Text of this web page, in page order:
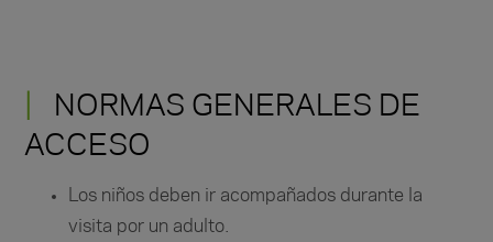
NORMAS GENERALES DE
ACCESO
Los niños deben ir acompañados durante la
visita por un adulto.